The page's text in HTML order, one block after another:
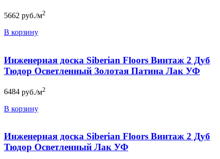
5662 руб./м2
В корзину
Инженерная доска Siberian Floors Винтаж 2 Дуб
Тюдор Осветленный Золотая Патина Лак УФ
6484 руб./м2
В корзину
Инженерная доска Siberian Floors Винтаж 2 Дуб
Тюдор Осветленный Лак УФ